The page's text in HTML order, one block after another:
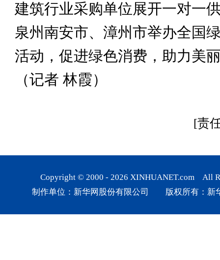
建筑行业采购单位展开一对一
泉州南安市、漳州市举办全国
活动，促进绿色消费，助力美
（记者 林霞）
[责
Copyright © 2000 - 2026 XINHUANET.com All
制作单位：新华网股份有限公司 版权所有：新